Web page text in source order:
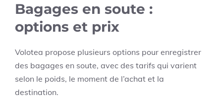
Bagages en soute :
options et prix
Volotea propose plusieurs options pour enregistrer
des bagages en soute, avec des tarifs qui varient
selon le poids, le moment de l’achat et la
destination.